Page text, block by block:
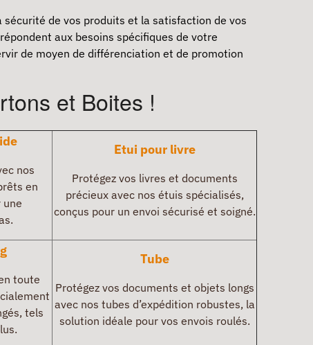
de vos produits et la satisfaction de vos
aux besoins spécifiques de votre
de moyen de différenciation et de promotion
et Boites !
nos
en
une
Etui pour livre
Protégez vos livres et documents
précieux avec nos étuis spécialisés,
conçus pour un envoi sécurisé et soigné.
toute
tels
Tube
Protégez vos documents et objets longs
avec nos tubes d’expédition robustes, la
solution idéale pour vos envois roulés.